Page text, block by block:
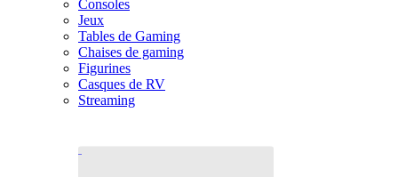
Consoles
Jeux
Tables de Gaming
Chaises de gaming
Figurines
Casques de RV
Streaming